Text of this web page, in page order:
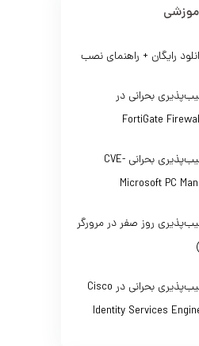
بحرانی در
FortiGate
هشدار امنیتی فوری: آسیب‌پذیری بحرانی CVE-
روز صفر در مرورگر
هشدار امنیتی فوری: آسیب‌پذیری بحرانی در Cisco
Identity Services